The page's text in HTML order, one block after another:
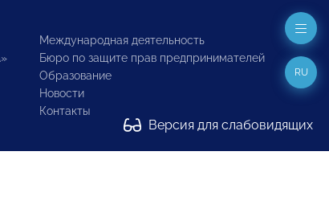
Международная деятельность
Бюро по защите прав предпринимателей
Образование
Новости
Контакты
Версия для слабовидящих
RU